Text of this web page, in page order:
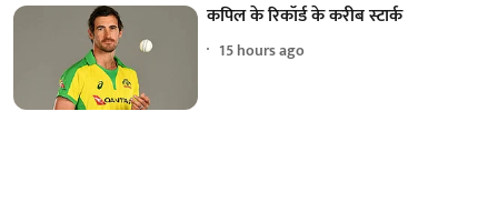
कपिल के रिकॉर्ड के करीब स्टार्क
15 hours ago